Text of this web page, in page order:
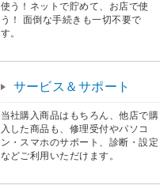
使う！ネットで貯めて、お店で使
う！ 面倒な手続きも一切不要で
す。
サービス＆サポート
当社購入商品はもちろん、他店で購
入した商品も、修理受付やパソコ
ン・スマホのサポート、診断・設定
などご利用いただけます。